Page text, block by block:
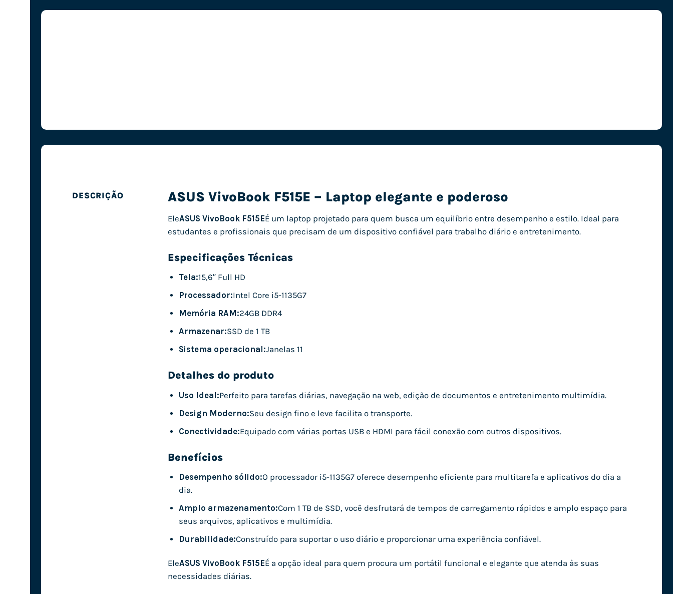
DESCRIÇÃO ASUS VivoBook F515E – Laptop elegante e poderoso
EleASUS VivoBook F515EÉ um laptop projetado para quem busca um equilíbrio entre desempenho e estilo. Ideal para
estudantes e profissionais que precisam de um dispositivo confiável para trabalho diário e entretenimento.
Especificações Técnicas
Tela:15,6″ Full HD
Processador:Intel Core i5-1135G7
Memória RAM:24GB DDR4
Armazenar:SSD de 1 TB
Sistema operacional:Janelas 11
Detalhes do produto
Uso Ideal:Perfeito para tarefas diárias, navegação na web, edição de documentos e entretenimento multimídia.
Design Moderno:Seu design fino e leve facilita o transporte.
Conectividade:Equipado com várias portas USB e HDMI para fácil conexão com outros dispositivos.
Benefícios
Desempenho sólido:O processador i5-1135G7 oferece desempenho eficiente para multitarefa e aplicativos do dia a
dia.
Amplo armazenamento:Com 1 TB de SSD, você desfrutará de tempos de carregamento rápidos e amplo espaço para
seus arquivos, aplicativos e multimídia.
Durabilidade:Construído para suportar o uso diário e proporcionar uma experiência confiável.
EleASUS VivoBook F515EÉ a opção ideal para quem procura um portátil funcional e elegante que atenda às suas
necessidades diárias.